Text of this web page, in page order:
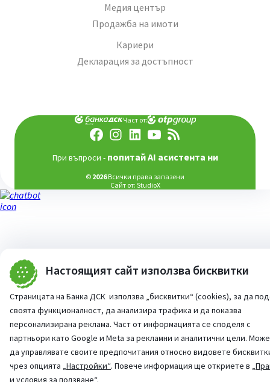
Настоящият сайт използва бисквитки
Страницата на Банка ДСК използва „бисквитки“ (cookies), за да
своята функционалност, да анализира трафика и да показва
персонализирана реклама. Част от информацията се споделя с
партньори като Google и Meta за рекламни и аналитични цели.
да управлявате своите предпочитания относно видовете
чрез опцията „Настройки“. Повече информация ще откриете в
и условия за ползване“.
Медия център
Продажба на имоти
Кариери
Декларация за достъпност
Част от:
При въпроси - попитай AI асистента ни
© 2026Всички права запазени
Сайт от: StudioX